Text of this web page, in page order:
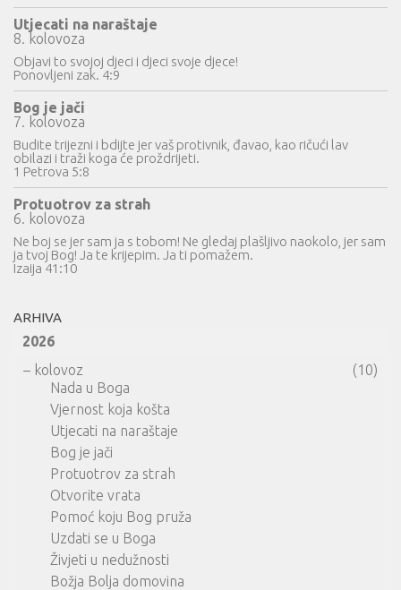
Utjecati na naraštaje
8. kolovoza
Objavi to svojoj djeci i djeci svoje djece!
Ponovljeni zak. 4:9
Bog je jači
7. kolovoza
Budite trijezni i bdijte jer vaš protivnik, đavao, kao ričući lav
obilazi i traži koga će proždrijeti.
1 Petrova 5:8
Protuotrov za strah
6. kolovoza
Ne boj se jer sam ja s tobom! Ne gledaj plašljivo naokolo, jer sam
ja tvoj Bog! Ja te krijepim. Ja ti pomažem.
Izaija 41:10
ARHIVA
2026
– kolovoz
(10)
Nada u Boga
Vjernost koja košta
Utjecati na naraštaje
Bog je jači
Protuotrov za strah
Otvorite vrata
Pomoć koju Bog pruža
Uzdati se u Boga
Živjeti u nedužnosti
Božja Bolja domovina